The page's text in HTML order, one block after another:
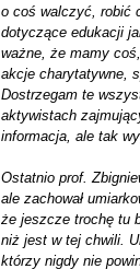
o coś walczyć, robić
dotyczące edukacji
ważne, że mamy
akcje charytatywne,
Dostrzegam te
aktywistach
informacja, ale tak
Ostatnio prof.
ale zachował
że jeszcze trochę tu
niż jest w tej chwili.
którzy nigdy nie